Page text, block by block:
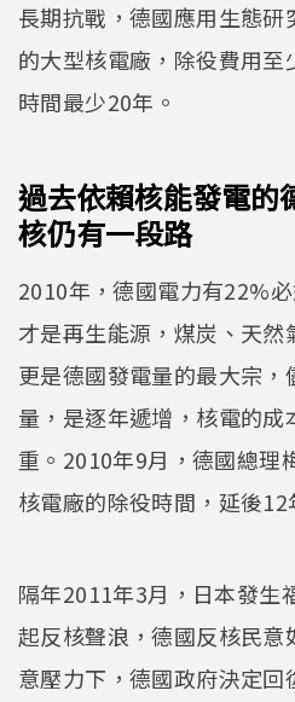
長期抗戰，德國應用生態研
的大型核電廠，除役費用
時間最少20年。
過去依賴核能發電的
核仍有一段路
2010年，德國電力有22%
才是再生能源，煤炭、天然
更是德國發電量的最大宗
量，是逐年遞增，核電的成
重。2010年9月，德國總理
核電廠的除役時間，延後12
隔年2011年3月，日本發生
起反核聲浪，德國反核民意
意壓力下，德國政府決定